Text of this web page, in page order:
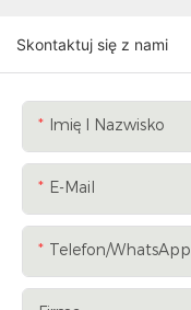
Skontaktuj się z nami
Imię I Nazwisko
E-Mail
Telefon/WhatsApp